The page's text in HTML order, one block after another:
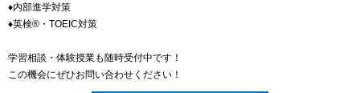
♦内部進学対策
♦英検®・TOEIC対策
学習相談・体験授業も随時受付中です！
この機会にぜひお問い合わせください！